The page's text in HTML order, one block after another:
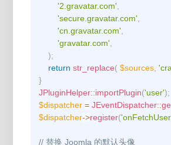
'2.gravatar.com'
'secure.gravatar.com'
'cn.gravatar.com'
'gravatar.com'
);
return str_replace( $sources
}
JPluginHelper::importPlugin('user');
$dispatcher = JEventDispatcher::
$dispatcher->register(
// 替换 Joomla 的默认头像